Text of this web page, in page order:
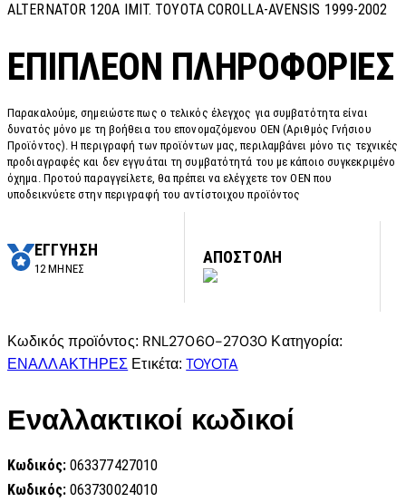
ALTERNATOR 120A IMIT. TOYOTA COROLLA-AVENSIS 1999-2002
ΕΠΙΠΛΈΟΝ ΠΛΗΡΟΦΟΡΊΕΣ
Παρακαλούμε, σημειώστε πως ο τελικός έλεγχος για συμβατότητα είναι
δυνατός μόνο με τη βοήθεια του επονομαζόμενου OEN (Αριθμός Γνήσιου
Προϊόντος). Η περιγραφή των προϊόντων μας, περιλαμβάνει μόνο τις τεχνικές
προδιαγραφές και δεν εγγυάται τη συμβατότητά του με κάποιο συγκεκριμένο
όχημα. Προτού παραγγείλετε, θα πρέπει να ελέγχετε τον OEN που
υποδεικνύετε στην περιγραφή του αντίστοιχου προϊόντος
ΕΓΓΥΗΣΗ
12 ΜΗΝΕΣ
ΑΠΟΣΤΟΛΗ
Κωδικός προϊόντος: RNL27060-27030 Κατηγορία:
ΕΝΑΛΛΑΚΤΗΡΕΣ Ετικέτα:TOYOTA
Εναλλακτικοί κωδικοί
Κωδικός: 063377427010
Κωδικός: 063730024010